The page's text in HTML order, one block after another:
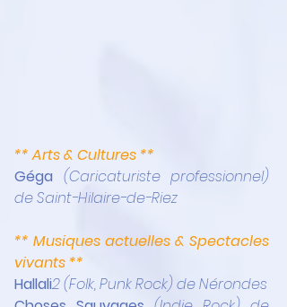
** Arts & Cultures **
Géga (Caricaturiste professionnel)
de Saint-Hilaire-de-Riez
** Musiques actuelles & Spectacles
vivants **
Hallali2 (Folk, Punk Rock) de Nérondes